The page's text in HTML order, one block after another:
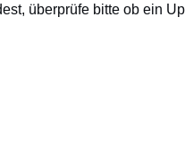
überprüfe bitte ob ein